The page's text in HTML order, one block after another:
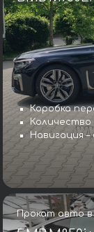
Коробка
Количество
Навигация –
Прокат авто